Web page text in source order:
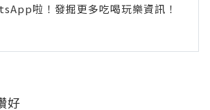
啦！發掘更多吃喝玩樂資訊！
好